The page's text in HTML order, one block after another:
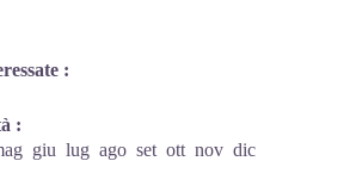
:
:
giu lug ago set ott nov dic